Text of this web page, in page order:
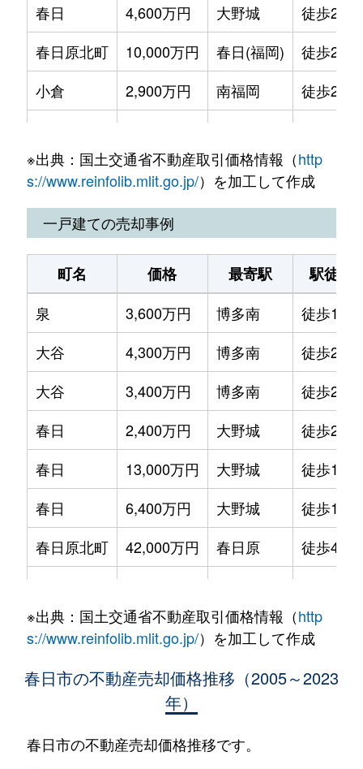
桜ヶ丘
1,400万円 笹原
徒歩11分
下白水北
1,700万円 博多南
徒歩22分
白水ヶ丘
2,500万円 博多南
徒歩14分
須玖北
580万円 井尻
徒歩17分
須玖北
1,800万円
須玖北
1,900万円 井尻
徒歩11分
須玖北
600万円 井尻
徒歩18分
須玖北
2,100万円 井尻
徒歩18分
須玖南
2,000万円 春日原
徒歩23分
須玖南
1,800万円 南福岡
徒歩23分
宝町
3,200万円 春日(福岡)
徒歩10分
宝町
1,600万円 南福岡
徒歩14分
千歳町
2,100万円 春日(福岡)
徒歩5分
千歳町
1,500万円 春日(福岡)
徒歩5分
千歳町
3,400万円 春日(福岡)
徒歩10分
昇町
3,000万円 春日(福岡)
徒歩23分
昇町
2,800万円 博多南
徒歩20分
春日
4,600万円 大野城
徒歩24分
春日原北町
10,000万円 春日(福岡)
徒歩2分
小倉
2,900万円 南福岡
徒歩23分
下白水北
8,000万円 博多南
徒歩18分
下白水北
20,000万円 博多南
徒歩16分
白水池
2,500万円 博多南
徒歩24分
白水ヶ丘
4,000万円 博多南
徒歩16分
須玖南
1,600万円 井尻
徒歩45分
惣利
2,800万円 大野城
徒歩45分
宝町
9,100万円 春日(福岡)
徒歩11分
塚原台
4,700万円 大野城
徒歩45分
天神山
3,600万円 博多南
徒歩18分
天神山
4,900万円 博多南
徒歩18分
星見ヶ丘
2,700万円 博多南
徒歩45分
松ヶ丘
3,600万円 博多南
徒歩45分
2,400万円
紅葉ヶ丘西
4,900万円 春日(福岡)
※出典：国土交通省不動産取引価格情報（http
s://www.reinfolib.mlit.go.jp/）を加工して作成
一戸建ての売却事例
町名 価格 最寄駅
駅徒歩
泉
3,600万円 博多南
徒歩15分
大谷
4,300万円 博多南
徒歩28分
大谷
3,400万円 博多南
徒歩26分
春日
2,400万円 大野城
徒歩24分
春日
13,000万円 大野城
徒歩14分
春日
6,400万円 大野城
徒歩18分
春日原北町
42,000万円 春日原
徒歩4分
春日原東町
3,700万円 春日原
徒歩5分
4,000万円
上白水
3,700万円 博多南
※出典：国土交通省不動産取引価格情報（http
s://www.reinfolib.mlit.go.jp/）を加工して作成
春日市の不動産売却価格推移（2005～2023
年）
春日市の不動産売却価格推移です。